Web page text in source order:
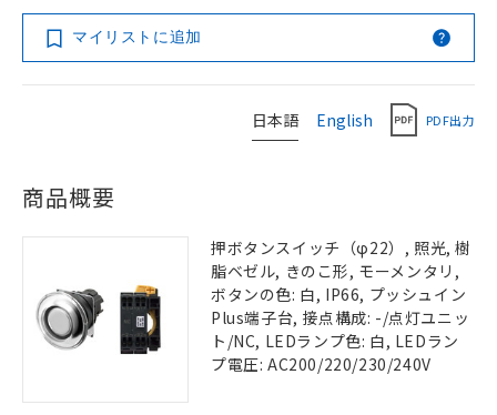
マイリストに追加
日本語 English PDF出力
商品概要
押ボタンスイッチ（φ22）, 照光, 樹
脂ベゼル, きのこ形, モーメンタリ,
ボタンの色: 白, IP66, プッシュイン
Plus端子台, 接点構成: -/点灯ユニッ
ト/NC, LEDランプ色: 白, LEDラン
プ電圧: AC200/220/230/240V